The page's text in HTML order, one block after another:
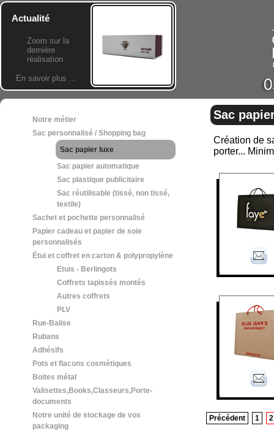
Actualité
Zoom sur la
dernière
réalisation
En savoir plus ...
Notre métier
Sac personnalisé / Shopping bag
Sac papier luxe
Sac papier automatique
Sac plastique publicitaire
Sac réutilisable (tissé, non tissé,
textile)
Sachet et pochette personnalisé
Papier cadeau et papier de soie
personnalisés
Étui et coffret en carton & polypropylène
Etuis - Berlingots
Coffrets tapissés montés
Autres coffrets
PLV
Rue-Balise
Rubans
Adhésifs
Pots et flacons cosmétiques
Boites métal
Valisettes,Books,Classeurs,Porte-
documents
Notre unité de stockage de vos
packaging
Sac
Création de
porter...
Précédent 1 2